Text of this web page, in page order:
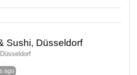
Sushi, Düsseldorf
ago